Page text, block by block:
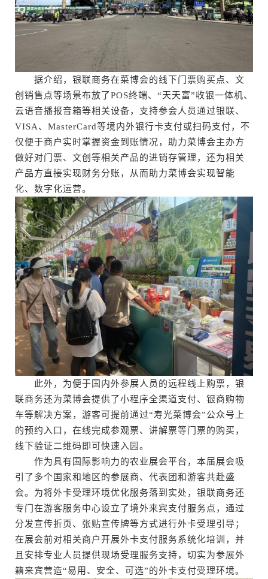
据介绍，银联商务在菜博会的线下门票购买点、文
创销售点等场景布放了POS终端、“天天富”收银一体机、
云语音播报音箱等相关设备，支持参会人员通过银联、
VISA、MasterCard等境内外银行卡支付或扫码支付，不
仅便于商户实时掌握资金到账情况，助力菜博会主办方
做好对门票、文创等相关产品的进销存管理，还为相关
产品方直接实现财务分账，从而助力菜博会实现智能
化、数字化运营。
此外，为便于国内外参展人员的远程线上购票，银
联商务还为菜博会提供了小程序全渠道支付、银商购物
车等解决方案，游客可提前通过“寿光菜博会”公众号上
的预约入口，在线完成参观票、讲解票等门票的购买，
线下验证二维码即可快速入园。
作为具有国际影响力的农业展会平台，本届展会吸
引了多个国家和地区的参展商、代表团和游客共赴盛
会。为将外卡受理环境优化服务落到实处，银联商务还
专门在游客服务中心设立了境外来宾支付服务点，通过
分发宣传折页、张贴宣传牌等方式进行外卡受理引导；
在展会前对相关商户开展外卡支付服务系统化培训，并
且安排专业人员提供现场受理服务支持，切实为参展外
籍来宾营造“易用、安全、可选”的外卡支付受理环境。